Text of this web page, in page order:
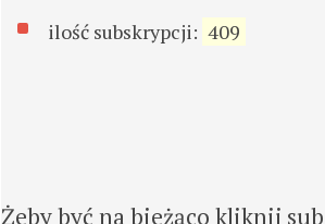
ilość subskrypcji: 409
Żeby być na bieżąco kliknij